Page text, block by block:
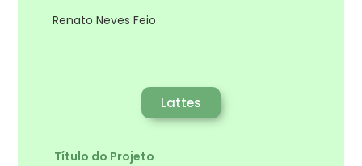
Renato Neves Feio
Lattes
Título do Projeto